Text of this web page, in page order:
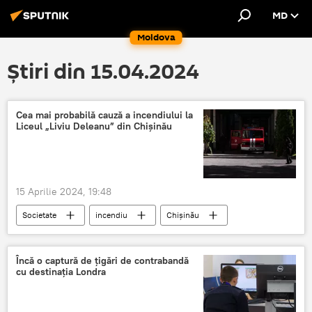
Moldova
MD
Știri din 15.04.2024
Cea mai probabilă cauză a incendiului la
Liceul „Liviu Deleanu” din Chișinău
15 Aprilie 2024, 19:48
Societate incendiu
Chișinău
liceu
IGSU
Încă o captură de țigări de contrabandă
cu destinația Londra